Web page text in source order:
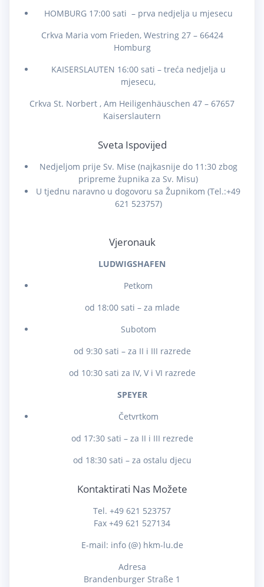
HOMBURG 17:00 sati – prva nedjelja u mjesecu
Crkva Maria vom Frieden, Westring 27 – 66424
Homburg
KAISERSLAUTEN 16:00 sati – treća nedjelja u
mjesecu,
Crkva St. Norbert , Am Heiligenhäuschen 47 – 67657
Kaiserslautern
Sveta Ispovijed
Nedjeljom prije Sv. Mise (najkasnije do 11:30 zbog
pripreme župnika za Sv. Misu)
U tjednu naravno u dogovoru sa Župnikom (Tel.:+49
621 523757)
Vjeronauk
LUDWIGSHAFEN
Petkom
od 18:00 sati – za mlade
Subotom
od 9:30 sati – za II i III razrede
od 10:30 sati za IV, V i VI razrede
SPEYER
Četvrtkom
od 17:30 sati – za II i III rezrede
od 18:30 sati – za ostalu djecu
Kontaktirati Nas Možete
Tel. +49 621 523757
Fax +49 621 527134
E-mail: info (@) hkm-lu.de
Adresa
Brandenburger Straße 1